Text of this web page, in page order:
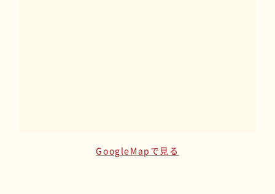
GoogleMapで見る